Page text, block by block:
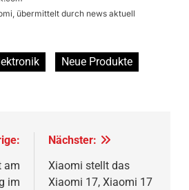
übermittelt durch news aktuell
Neue Produkte
am
im
Nächster:
Xiaomi stellt das
Xiaomi 17, Xiaomi 17